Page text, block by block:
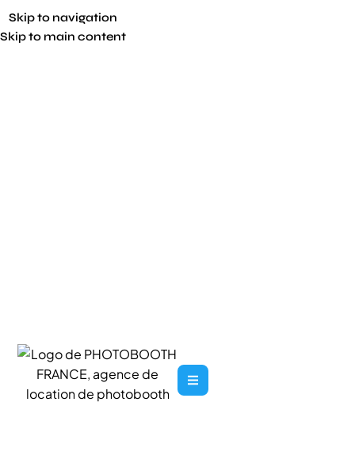
Skip to navigation
Skip to main content